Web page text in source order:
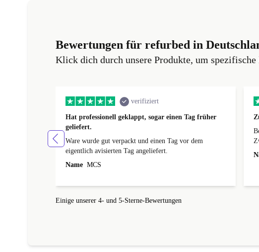
Bewertungen für refurbed in
Klick dich durch unsere Produkte, um spezifische
verifiziert
Hat professionell geklappt, sogar einen Tag früher
geliefert.
Ware wurde gut verpackt und einen Tag vor dem
eigentlich avisierten Tag angeliefert.
Name MCS
Einige unserer 4- und 5-Sterne-Bewertungen